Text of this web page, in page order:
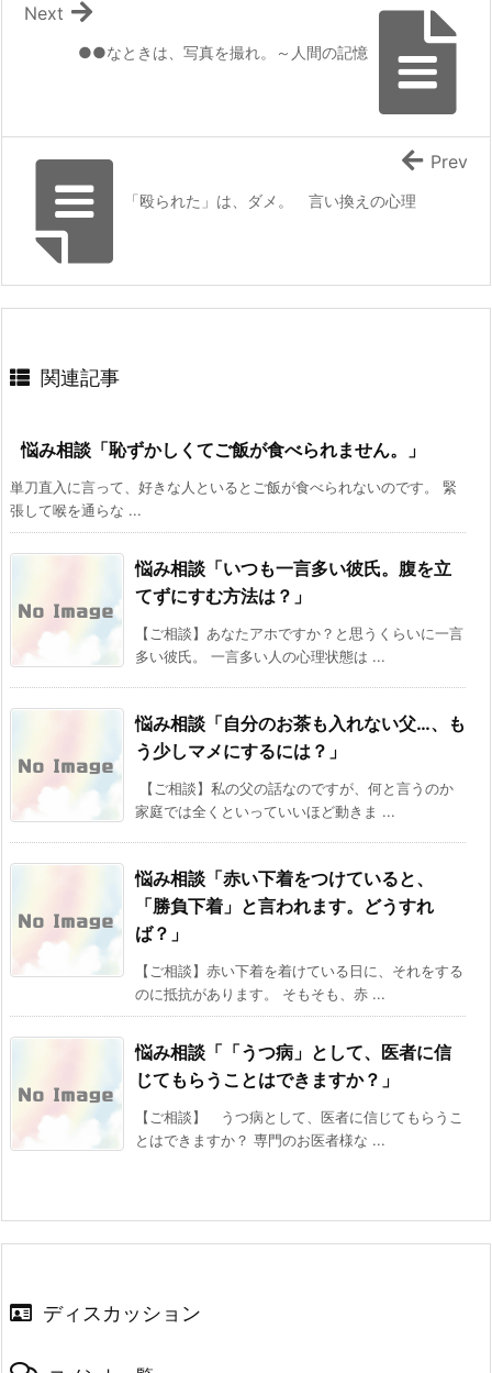
●●なときは、写真を撮れ。～人間の記憶
Next
「殴られた」は、ダメ。 言い換えの心理
Prev
関連記事
悩み相談「恥ずかしくてご飯が食べられません。」
単刀直入に言って、好きな人といるとご飯が食べられないのです。 緊
張して喉を通らな ...
悩み相談「いつも一言多い彼氏。腹を立
てずにすむ方法は？」
【ご相談】あなたアホですか？と思うくらいに一言
多い彼氏。 一言多い人の心理状態は ...
悩み相談「自分のお茶も入れない父…、も
う少しマメにするには？」
【ご相談】私の父の話なのですが、何と言うのか
家庭では全くといっていいほど動きま ...
悩み相談「赤い下着をつけていると、
「勝負下着」と言われます。どうすれ
ば？」
【ご相談】赤い下着を着けている日に、それをする
のに抵抗があります。 そもそも、赤 ...
悩み相談「「うつ病」として、医者に信
じてもらうことはできますか？」
【ご相談】 うつ病として、医者に信じてもらうこ
とはできますか？ 専門のお医者様な ...
ディスカッション